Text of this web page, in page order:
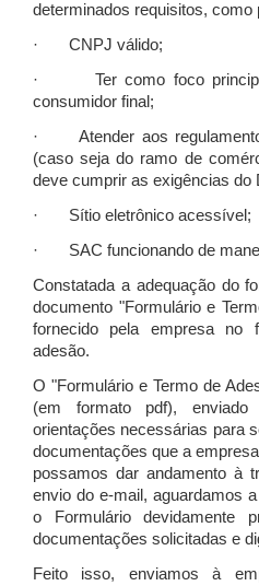
determinados requisitos, como
· CNPJ válido;
· Ter como foco principal
consumidor final;
· Atender aos
(caso seja do ramo de
deve cumprir as exigências do
· Sítio eletrônico acessível;
· SAC funcionando de
Constatada a adequação do
documento "Formulário e
fornecido pela empresa no
adesão.
O "Formulário e Termo de
(em formato pdf),
orientações necessárias para
documentações que a
possamos dar andamento à
envio do e-mail, aguardamos
o Formulário devidamente
documentações solicitadas e
Feito isso, enviamos à